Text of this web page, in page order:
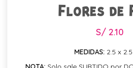
Flores de
S/2.10
MEDIDAS: 2.5 x